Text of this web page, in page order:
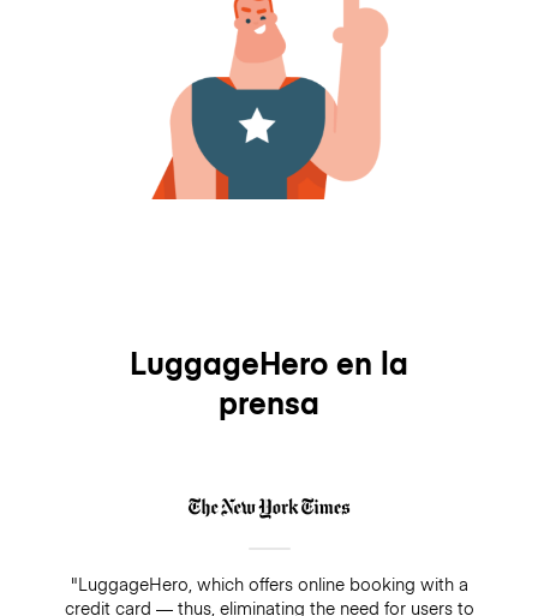
LuggageHero en la
prensa
"LuggageHero, which offers online booking with a
credit card — thus, eliminating the need for users to